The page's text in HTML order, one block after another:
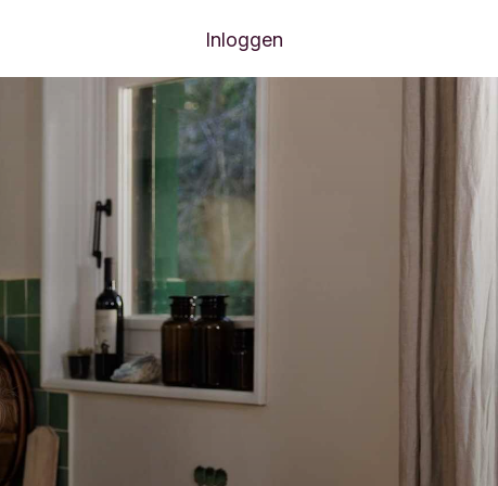
Inloggen